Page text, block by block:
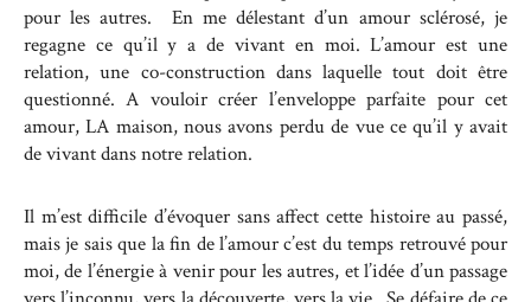
pour les autres. En me délestant d’un amour sclérosé, je
regagne ce qu’il y a de vivant en moi. L’amour est une
relation, une co-construction dans laquelle tout doit être
questionné. A vouloir créer l’enveloppe parfaite pour cet
amour, LA maison, nous avons perdu de vue ce qu’il y avait
de vivant dans notre relation.
Il m’est difficile d’évoquer sans affect cette histoire au passé,
mais je sais que la fin de l’amour c’est du temps retrouvé pour
moi, de l’énergie à venir pour les autres, et l’idée d’un passage